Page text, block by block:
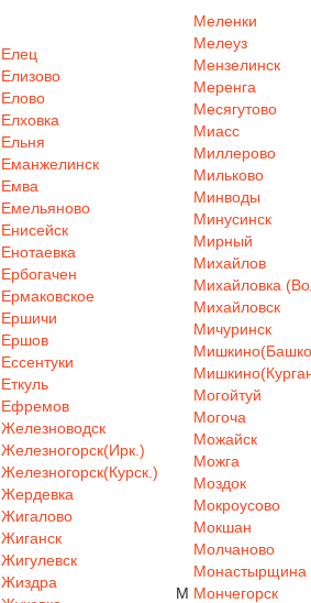
Елец
Елизово
Елово
Елховка
Ельня
Еманжелинск
Емва
Емельяново
Енисейск
Енотаевка
Ербогачен
Ермаковское
Ершичи
Ершов
Ессентуки
Еткуль
Ефремов
Железноводск
Железногорск(Ирк.)
Железногорск(Курск.)
Жердевка
Жигалово
Жиганск
Жигулевск
Жиздра
М
Меленки
Мелеуз
Мензелинск
Меренга
Месягутово
Миасс
Миллерово
Мильково
Минводы
Минусинск
Мирный
Михайлов
Михайловка
Михайловск
Мичуринск
Могойтуй
Могоча
Можайск
Можга
Моздок
Мокроусово
Мокшан
Молчаново
Монастырщина
Мончегорск